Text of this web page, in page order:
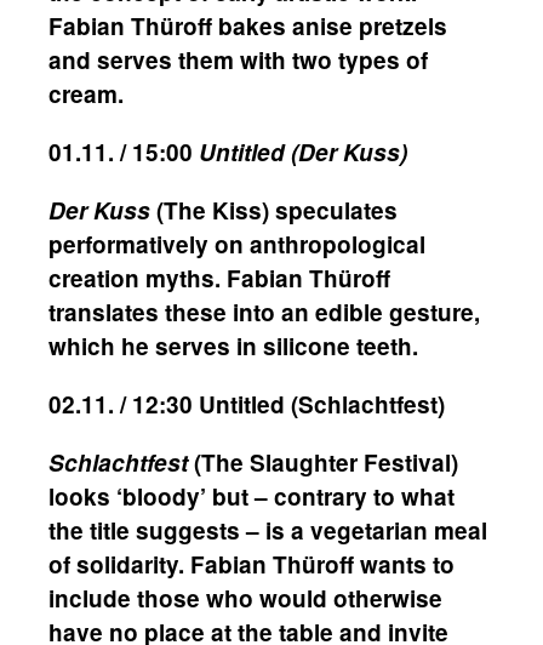
Fabian Thüroff bakes anise pretzels
and serves them with two types of
cream.
01.11. / 15:00 Untitled (Der Kuss)
Der Kuss(The Kiss) speculates
performatively on anthropological
creation myths. Fabian Thüroff
translates these into an edible gesture,
which he serves in silicone teeth.
02.11. / 12:30 Untitled (Schlachtfest)
Schlachtfest(The Slaughter Festival)
looks ‘bloody’ but – contrary to what
the title suggests – is a vegetarian meal
of solidarity. Fabian Thüroff wants to
include those who would otherwise
have no place at the table and invite